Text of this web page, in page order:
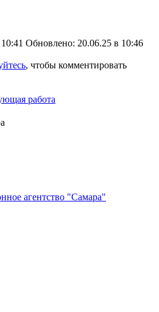
Обновлено: 20.06.25 в 10:46
, чтобы комментировать
работа
агентство "Самара"